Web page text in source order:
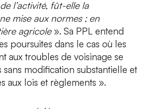
l’activité, fût-elle la
mise aux normes ; en
agricole». Sa PPL entend
poursuites dans le cas où les
aux troubles de voisinage se
sans modification substantielle et
aux lois et règlements ».